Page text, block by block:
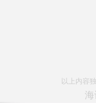
以上内容